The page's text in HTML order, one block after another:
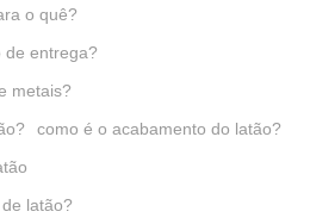
o quê?
de entrega?
metais?
como é o acabamento do latão?
latão?